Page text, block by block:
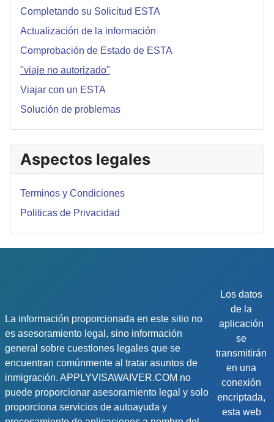
Completando su Solicitud ESTA
Actualización de la información
Comprobación de Estado de ESTA
"viaje no autorizado"
Viajar con un ESTA
Solución de problemas
Aspectos legales
Terminos y Condiciones
Politicas de Privacidad
La información proporcionada en este sitio no
es asesoramiento legal, sino información
general sobre cuestiones legales que se
encuentran comúnmente al tratar asuntos de
inmigración. APPLYVISAWAIVER.COM no
puede proporcionar asesoramiento legal y solo
proporciona servicios de autoayuda y
Los datos
de la
aplicación
se
transmitirán
en una
conexión
encriptada,
esta web